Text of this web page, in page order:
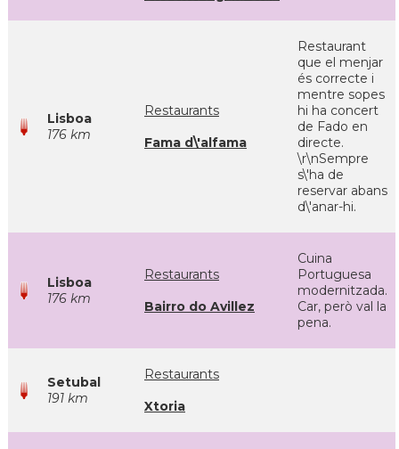
Lisboa
176 km
Restaurants
Fama d\'alfama
Restaurant
que el menjar
és correcte i
mentre sopes
hi ha concert
de Fado en
directe.
\r\nSempre
s\'ha de
reservar abans
d\'anar-hi.
Lisboa
176 km
Restaurants
Bairro do Avillez
Cuina
Portuguesa
modernitzada.
Car, però val la
pena.
Setubal
191 km
Restaurants
Xtoria